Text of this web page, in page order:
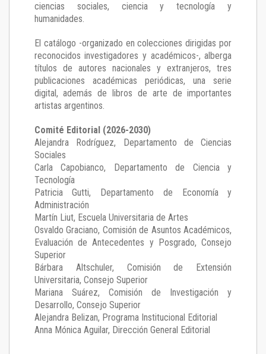
ciencias sociales, ciencia y tecnología y
humanidades.
El catálogo -organizado en colecciones dirigidas por
reconocidos investigadores y académicos-, alberga
títulos de autores nacionales y extranjeros, tres
publicaciones académicas periódicas, una serie
digital, además de libros de arte de importantes
artistas argentinos.
Comité Editorial (2026-2030)
Alejandra Rodríguez, Departamento de Ciencias
Sociales
Carla Capobianco, Departamento de Ciencia y
Tecnología
Patricia Gutti, Departamento de Economía y
Administración
Martín Liut, Escuela Universitaria de Artes
Osvaldo Graciano, Comisión de Asuntos Académicos,
Evaluación de Antecedentes y Posgrado, Consejo
Superior
Bárbara Altschuler, Comisión de Extensión
Universitaria, Consejo Superior
Mariana Suárez, Comisión de Investigación y
Desarrollo, Consejo Superior
Alejandra Belizan, Programa Institucional Editorial
Anna Mónica Aguilar, Dirección General Editorial